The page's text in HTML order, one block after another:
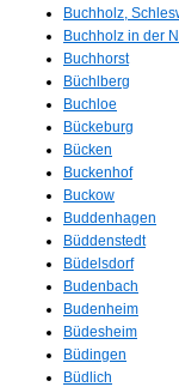
Buchholz,
Buchholz in der
Buchhorst
Büchlberg
Buchloe
Bückeburg
Bücken
Buckenhof
Buckow
Buddenhagen
Büddenstedt
Büdelsdorf
Budenbach
Budenheim
Büdesheim
Büdingen
Büdlich